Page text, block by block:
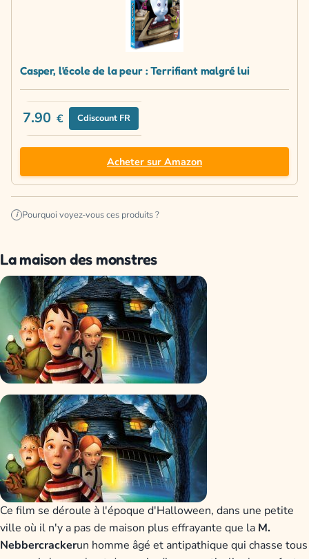
Casper, l'école de la peur : Terrifiant malgré lui
7.90 € Cdiscount FR
Acheter sur Amazon
i Pourquoi voyez-vous ces produits ?
La maison des monstres
Ce film se déroule à l'époque d'Halloween, dans une petite
ville où il n'y a pas de maison plus effrayante que la M.
Nebbercrackerun homme âgé et antipathique qui chasse tous